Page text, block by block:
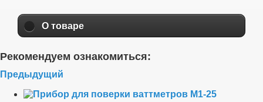
О товаре
Рекомендуем ознакомиться:
Предыдущий